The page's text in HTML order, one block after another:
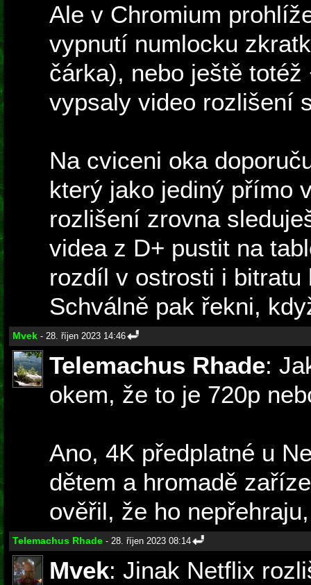
Ale v Chromium
vypnutí numlocku
čárka), nebo ještě
vypsaly video rozlišení
Na cviceni oka
který jako jediný přímo
rozlišení zrovna
videa z D+ pustit na
rozdíl v ostrosti i bitratu
Schválně pak řekni,
Mvek - 28. říjen 2023 14:46
Telemachus Rhade:
okem, že to je 720p
Ano, 4K předplatné u
dětem a hromadě
ověřil, že ho
Telemachus Rhade - 28. říjen 2023 08:14
Mvek: Jinak Netflix